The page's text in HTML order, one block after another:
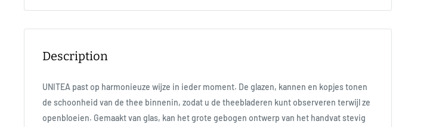
Description
UNITEA past op harmonieuze wijze in ieder moment. De glazen, kannen en kopjes tonen
de schoonheid van de thee binnenin, zodat u de theebladeren kunt observeren terwijl ze
openbloeien. Gemaakt van glas, kan het grote gebogen ontwerp van het handvat stevig